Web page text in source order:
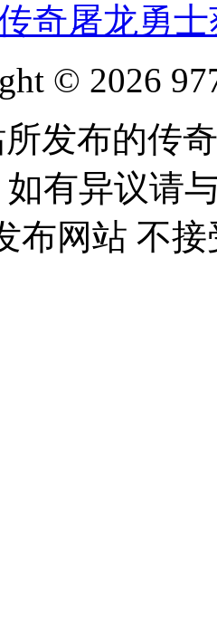
奇屠龙勇
© 2026
发布的传
有异议请
布网站 不